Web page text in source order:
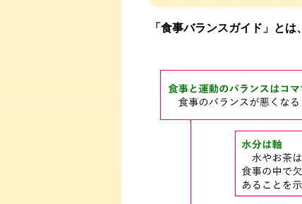
「食事バランスガイド」と